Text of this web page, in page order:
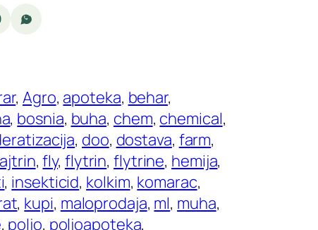
, Agro, apoteka, behar
, bosnia, buha, chem, chemical
, doo, dostava, farm
, fly, flytrin, flytrine, hemija
, insekticid, kolkim, komarac
, kupi, maloprodaja, ml, muha
, poljo, poljoapoteka